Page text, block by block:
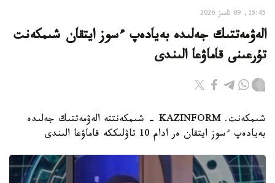
15:45, 09 تامىز 2026
الەۋمەتتىك جەلىدە بەيادەپ ءسوز ايتقان شىمكەنت
تۇرعىنى قاماۋعا الىندى
شىمكەنت. KAZINFORM - شىمكەنتتە الەۋمەتتىك جەلىدە
بەيادەپ ءسوز ايتقان ەر ادام 10 تاۋلىككە قاماۋعا الىندى